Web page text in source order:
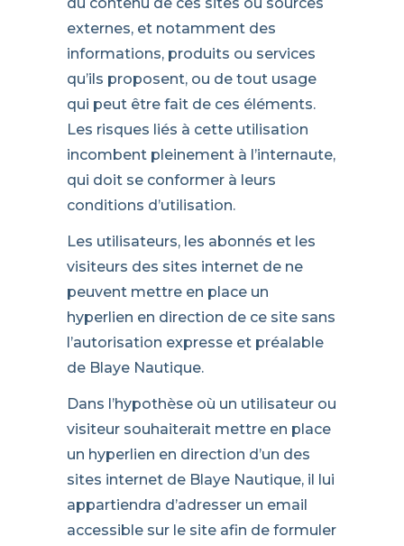
externes, et notamment des
informations, produits ou services
qu’ils proposent, ou de tout usage
qui peut être fait de ces éléments.
Les risques liés à cette utilisation
incombent pleinement à l’internaute,
qui doit se conformer à leurs
conditions d’utilisation.
Les utilisateurs, les abonnés et les
visiteurs des sites internet de ne
peuvent mettre en place un
hyperlien en direction de ce site sans
l’autorisation expresse et préalable
de Blaye Nautique.
Dans l’hypothèse où un utilisateur ou
visiteur souhaiterait mettre en place
un hyperlien en direction d’un des
sites internet de Blaye Nautique, il lui
appartiendra d’adresser un email
accessible sur le site afin de formuler